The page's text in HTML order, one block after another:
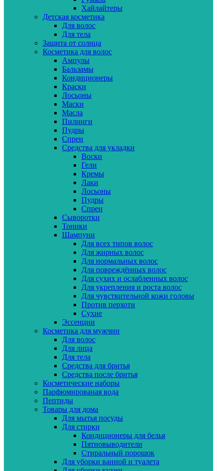
Хайлайтеры
Детская косметика
Для волос
Для тела
Защита от солнца
Косметика для волос
Ампулы
Бальзамы
Кондиционеры
Краски
Лосьоны
Маски
Масла
Пилинги
Пудры
Спреи
Средства для укладки
Воски
Гели
Кремы
Лаки
Лосьоны
Пудры
Спреи
Сыворотки
Тоники
Шампуни
Для всех типов волос
Для жирных волос
Для нормальных волос
Для повреждённых волос
Для сухих и ослабленных волос
Для укрепления и роста волос
Для чувствительной кожи головы
Против перхоти
Сухие
Эссенции
Косметика для мужчин
Для волос
Для лица
Для тела
Средства для бритья
Средства после бритья
Косметические наборы
Парфюмированая вода
Пептиды
Товары для дома
Для мытья посуды
Для стирки
Кондиционеры для белья
Пятновыводители
Стиральный порошок
Для уборки ванной и туалета